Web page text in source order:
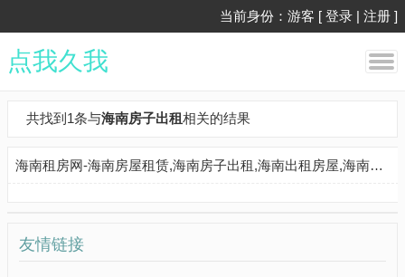
当前身份：游客 [ 登录 | 注册 ]
点我久我
共找到1条与海南房子出租相关的结果
海南租房网-海南房屋租赁,海南房子出租,海南出租房屋,海南房地产中介,海南个人租房信息
友情链接